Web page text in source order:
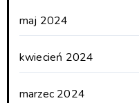
maj 2024
kwiecień 2024
marzec 2024